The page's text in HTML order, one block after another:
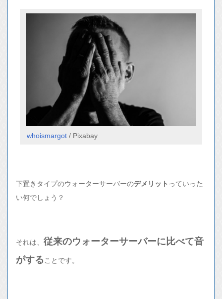
whoismargot/ Pixabay
下置きタイプのウォーターサーバーのデメリット っていった
い何でしょう？
それは、 従来のウォーターサーバーに比べて音
がすることです。